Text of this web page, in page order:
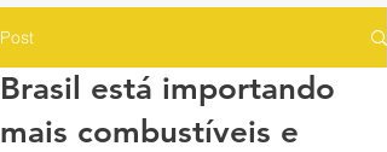
Post
Brasil está importando
mais combustíveis e